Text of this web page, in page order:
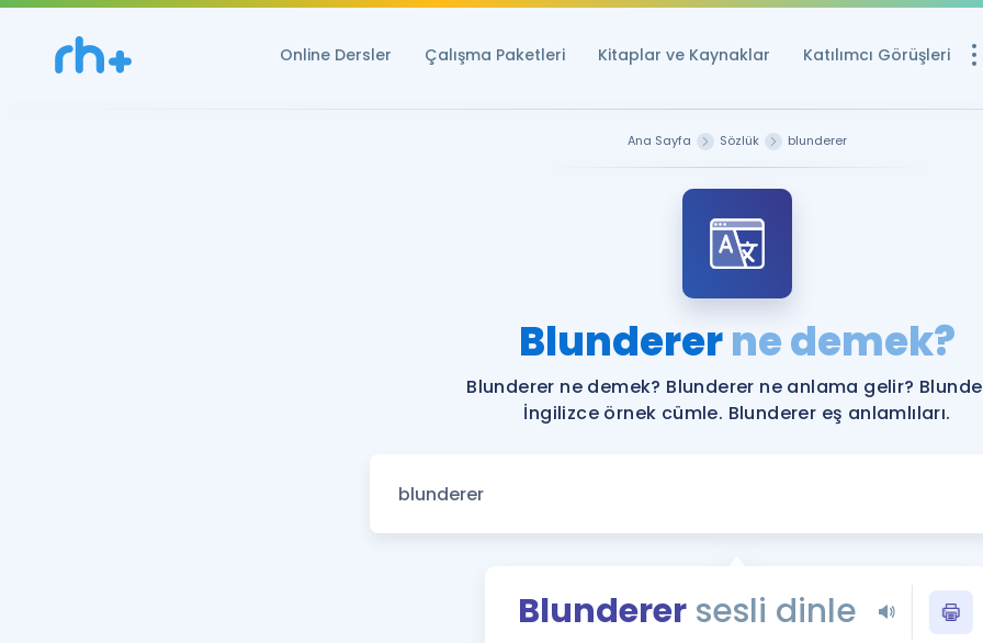
Online Dersler Çalışma Paketleri Kitaplar ve Kaynaklar Katılımcı Görüşleri
YDS ve YÖKDİL
YDS ve YÖKDİL'e
Tüm ÖSYM
YDS - YÖKDİL
Ana Sayfa Sözlük blunderer
Blundererne demek?
Blunderer ne demek? Blunderer ne anlama gelir?
İngilizce örnek cümle. Blunderer eş anlamlıları.
Blunderersesli dinle